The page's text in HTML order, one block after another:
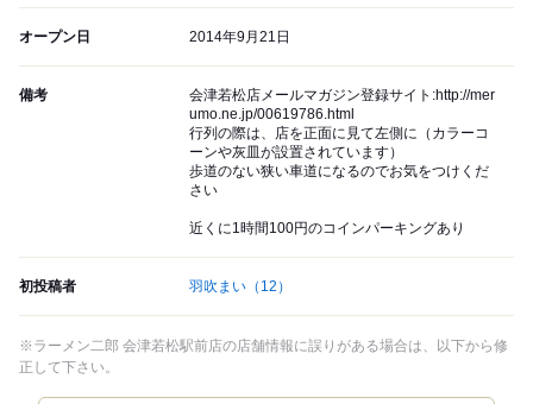
オープン日 2014年9月21日
備考
会津若松店メールマガジン登録サイト:http://mer
umo.ne.jp/00619786.html
行列の際は、店を正面に見て左側に（カラーコ
ーンや灰皿が設置されています）
歩道のない狭い車道になるのでお気をつけくだ
さい
近くに1時間100円のコインパーキングあり
初投稿者 羽吹まい （12）
※ラーメン二郎 会津若松駅前店の店舗情報に誤りがある場合は、以下から修
正して下さい。